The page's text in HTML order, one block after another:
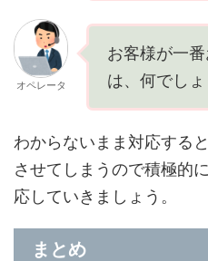
オペレータ
お客様が一
は、何でしょ
わからないまま対応する
させてしまうので積極的
応していきましょう。
まとめ